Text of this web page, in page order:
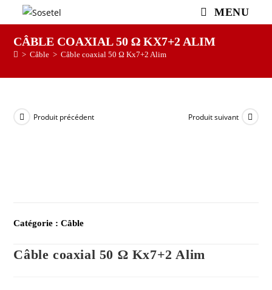
MENU
CÂBLE COAXIAL 50 Ω KX7+2 ALIM
> Câble > Câble coaxial 50 Ω Kx7+2 Alim
Produit précédent Produit suivant
Catégorie :Câble
Câble coaxial 50 Ω Kx7+2 Alim